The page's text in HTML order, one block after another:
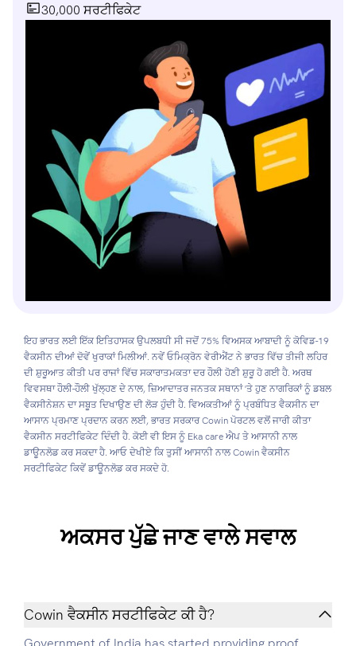
30,000 ਸਰਟੀਫਿਕੇਟ
ਇਹ ਭਾਰਤ ਲਈ ਇੱਕ ਇਤਿਹਾਸਕ ਉਪਲਬਧੀ ਸੀ ਜਦੋਂ 75% ਵਿਅਸਕ ਆਬਾਦੀ ਨੂੰ ਕੋਵਿਡ-19
ਵੈਕਸੀਨ ਦੀਆਂ ਦੋਵੇਂ ਖੁਰਾਕਾਂ ਮਿਲੀਆਂ. ਨਵੇਂ ਓਮਿਕ੍ਰੋਨ ਵੇਰੀਐਂਟ ਨੇ ਭਾਰਤ ਵਿੱਚ ਤੀਜੀ ਲਹਿਰ
ਦੀ ਸ਼ੁਰੂਆਤ ਕੀਤੀ ਪਰ ਰਾਜਾਂ ਵਿੱਚ ਸਕਾਰਾਤਮਕਤਾ ਦਰ ਹੌਲੀ ਹੋਣੀ ਸ਼ੁਰੂ ਹੋ ਗਈ ਹੈ. ਅਰਥ
ਵਿਵਸਥਾ ਹੌਲੀ-ਹੌਲੀ ਖੁੱਲ੍ਹਣ ਦੇ ਨਾਲ, ਜ਼ਿਆਦਾਤਰ ਜਨਤਕ ਸਥਾਨਾਂ 'ਤੇ ਹੁਣ ਨਾਗਰਿਕਾਂ ਨੂੰ ਡਬਲ
ਵੈਕਸੀਨੇਸ਼ਨ ਦਾ ਸਬੂਤ ਦਿਖਾਉਣ ਦੀ ਲੋੜ ਹੁੰਦੀ ਹੈ. ਵਿਅਕਤੀਆਂ ਨੂੰ ਪ੍ਰਬੰਧਿਤ ਵੈਕਸੀਨ ਦਾ
ਆਸਾਨ ਪ੍ਰਮਾਣ ਪ੍ਰਦਾਨ ਕਰਨ ਲਈ, ਭਾਰਤ ਸਰਕਾਰ Cowin ਪੋਰਟਲ ਵਲੋਂ ਜਾਰੀ ਕੀਤਾ
ਵੈਕਸੀਨ ਸਰਟੀਫਿਕੇਟ ਦਿੰਦੀ ਹੈ. ਕੋਈ ਵੀ ਇਸ ਨੂੰ Eka care ਐਪ ਤੇ ਆਸਾਨੀ ਨਾਲ
ਡਾਊਨਲੋਡ ਕਰ ਸਕਦਾ ਹੈ. ਆਓ ਦੇਖੀਏ ਕਿ ਤੁਸੀਂ ਆਸਾਨੀ ਨਾਲ Cowin ਵੈਕਸੀਨ
ਸਰਟੀਫਿਕੇਟ ਕਿਵੇਂ ਡਾਊਨਲੋਡ ਕਰ ਸਕਦੇ ਹੋ.
ਅਕਸਰ ਪੁੱਛੇ ਜਾਣ ਵਾਲੇ ਸਵਾਲ
Cowin ਵੈਕਸੀਨ ਸਰਟੀਫਿਕੇਟ ਕੀ ਹੈ?